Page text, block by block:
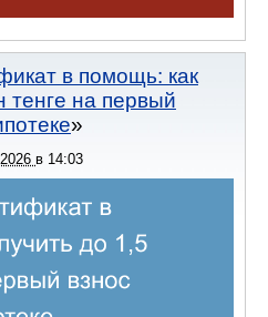
в помощь: как
тенге на первый
в 14:03